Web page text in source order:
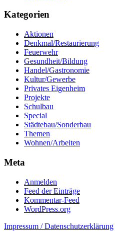
Kategorien
Aktionen
Denkmal/Restaurierung
Feuerwehr
Gesundheit/Bildung
Handel/Gastronomie
Kultur/Gewerbe
Privates Eigenheim
Projekte
Schulbau
Special
Städtebau/Sonderbau
Themen
Wohnen/Arbeiten
Meta
Anmelden
Feed der Einträge
Kommentar-Feed
WordPress.org
Impressum / Datenschutzerklärung